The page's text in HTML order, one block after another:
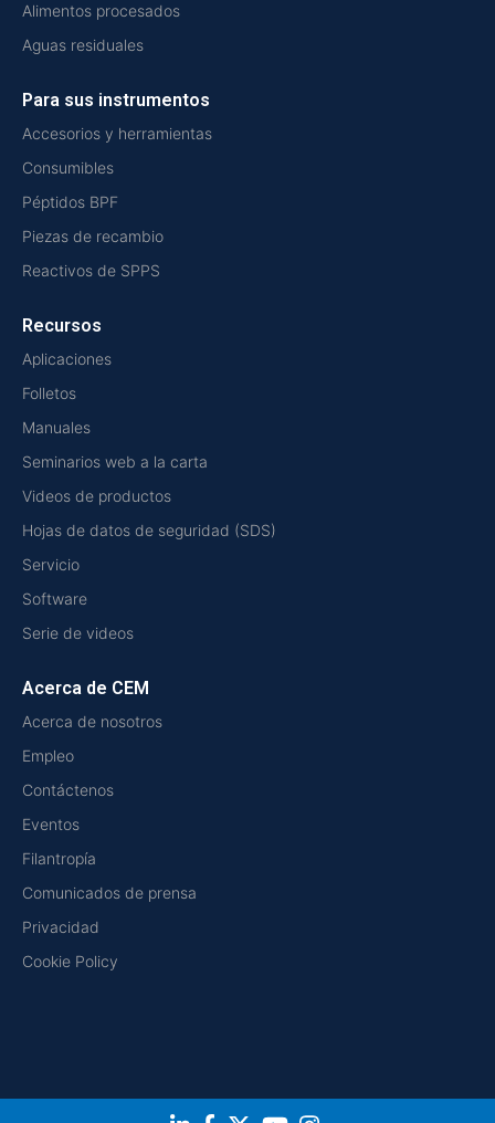
Alimentos procesados
Aguas residuales
Para sus instrumentos
Accesorios y herramientas
Consumibles
Péptidos BPF
Piezas de recambio
Reactivos de SPPS
Recursos
Aplicaciones
Folletos
Manuales
Seminarios web a la carta
Videos de productos
Hojas de datos de seguridad (SDS)
Servicio
Software
Serie de videos
Acerca de CEM
Acerca de nosotros
Empleo
Contáctenos
Eventos
Filantropía
Comunicados de prensa
Privacidad
Cookie Policy